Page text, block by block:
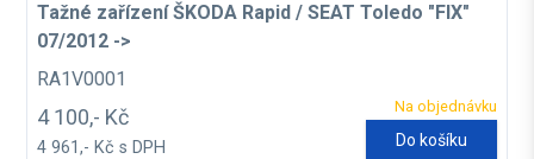
Tažné zařízení ŠKODA Rapid / SEAT Toledo "FIX"
07/2012 ->
RA1V0001
Na objednávku
4 100,- Kč
4 961,- Kč s DPH Do košíku